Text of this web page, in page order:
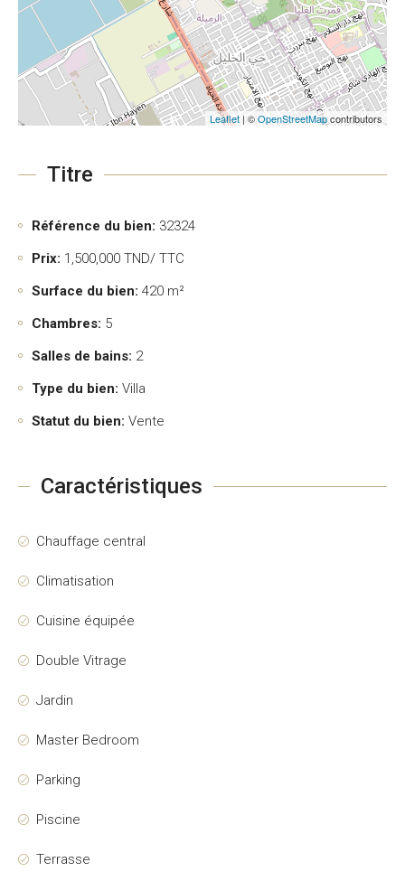
Leaflet | ©OpenStreetMapcontributors
Titre
Référence du bien: 32324
Prix: 1,500,000 TND/ TTC
Surface du bien: 420 m²
Chambres: 5
Salles de bains: 2
Type du bien: Villa
Statut du bien: Vente
Caractéristiques
Chauffage central
Climatisation
Cuisine équipée
Double Vitrage
Jardin
Master Bedroom
Parking
Piscine
Terrasse